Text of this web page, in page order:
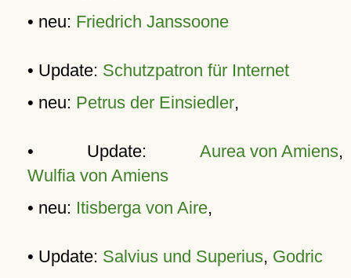
• neu: Friedrich Janssoone
• Update: Schutzpatron für Internet
• neu: Petrus der Einsiedler,
• Update: Aurea von Amiens,
Wulfia von Amiens
• neu: Itisberga von Aire,
• Update: Salvius und Superius, Godric